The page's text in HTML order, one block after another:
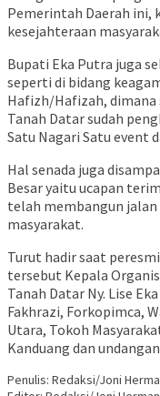
Pemerintah Daerah ini,
kesejahteraan
Bupati Eka Putra juga
seperti di bidang
Hafizh/Hafizah, dimana
Tanah Datar sudah
Satu Nagari Satu event
Hal senada juga
Besar yaitu ucapan
telah membangun
masyarakat.
Turut hadir saat
tersebut Kepala
Tanah Datar Ny. Lise
Fakhrazi, Forkopimca,
Utara, Tokoh
Kanduang dan
Penulis: Redaksi/Joni